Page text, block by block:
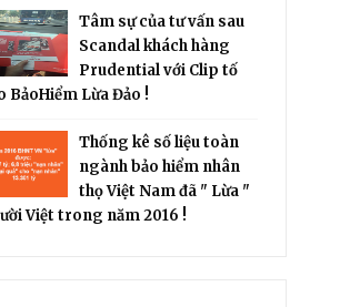
Tâm sự của tư vấn sau
Scandal khách hàng
Prudential với Clip tố
BảoHiểm Lừa Đảo !
Thống kê số liệu toàn
ngành bảo hiểm nhân
thọ Việt Nam đã " Lừa "
Việt trong năm 2016 !